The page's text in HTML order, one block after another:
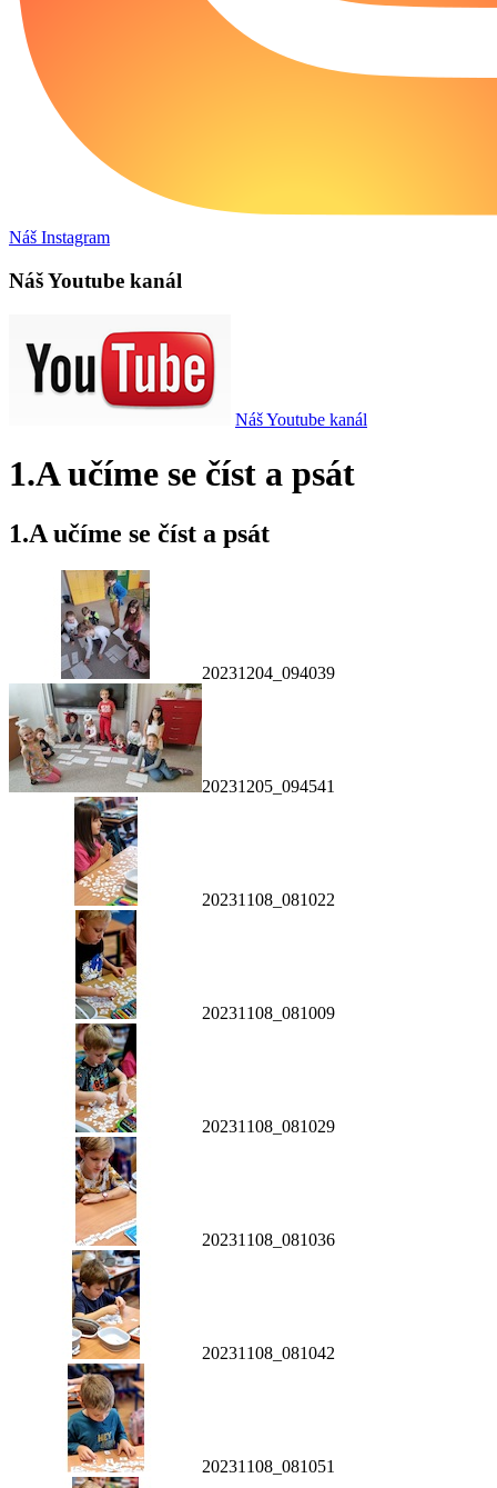
Náš Instagram
Náš Youtube kanál
Náš Youtube kanál
1.A učíme se číst a psát
1.A učíme se číst a psát
20231204_094039
20231205_094541
20231108_081022
20231108_081009
20231108_081029
20231108_081036
20231108_081042
20231108_081051